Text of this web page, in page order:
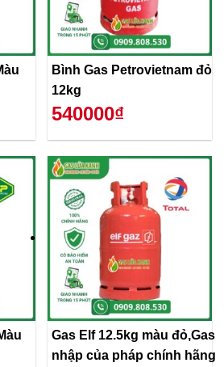
Bình Gas Petrovietnam đỏ
12kg
540000₫
Gas Elf 12.5kg màu đỏ,Gas
nhập của pháp chính hãng